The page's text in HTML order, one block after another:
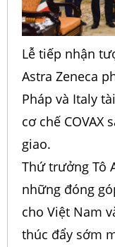
Lễ tiếp nhận
Astra Zeneca
Pháp và Italy
cơ chế COVAX
giao.
Thứ trưởng Tô
những đóng
cho Việt Nam
thúc đẩy sớm